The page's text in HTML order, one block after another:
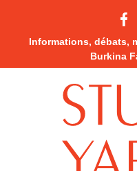
Informations, débats,
Burkina